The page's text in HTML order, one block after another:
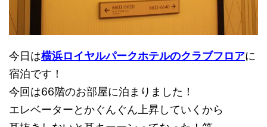
今日は横浜ロイヤルパークホテルのクラブフロアに
宿泊です！
今回は66階のお部屋に泊まりました！
エレベーターとかぐんぐん上昇していくから